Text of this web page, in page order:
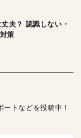
夫？ 認識しない・
策
トなどを投稿中！